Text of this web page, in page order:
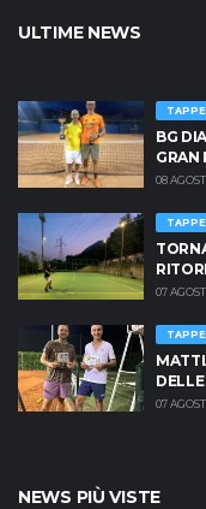
ULTIME NEWS
TAPPE
BG
GRAN
08
TAPPE
07
TAPPE
07
NEWS PIÙ VISTE